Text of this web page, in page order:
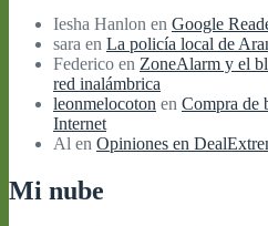
Iesha Hanlon en Google
sara en La policía local de
Federico en ZoneAlarm y el
red inalámbrica
leonmelocoton en Compra de
Internet
Al en Opiniones en
Mi nube